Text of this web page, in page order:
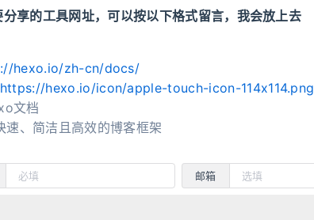
享的工具网址，可以按以下格式留言，我会放上去
hexo.io/zh-cn/docs/
https://hexo.io/icon/apple-touch-icon-114x114.png
文档
速、简洁且高效的博客框架
邮箱